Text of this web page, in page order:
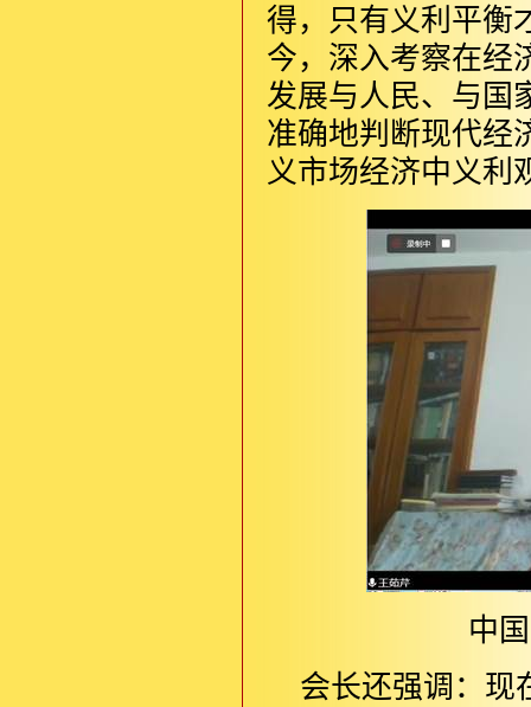
得，只有义利平衡
今，深入考察在经
发展与人民、与国
准确地判断现代经
义市场经济中义利
中
会长还强调：现